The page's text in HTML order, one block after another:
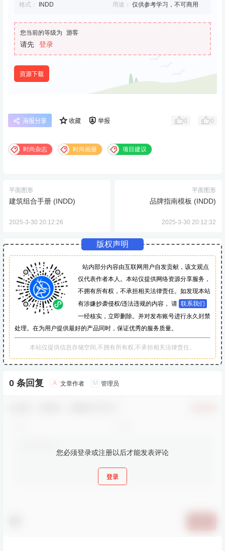
格式： INDD 用途： 仅供参考学习，不可商用
您当前的等级为 游客
请先 登录
资源下载
海报分享 收藏 举报 0 0
时尚杂志 时尚画册 项目建议
平面图形
建筑组合手册 (INDD)
2025-3-30 20:12:26
平面图形
品牌指南模板 (INDD)
2025-3-30 20:12:32
版权声明
站内部分内容由互联网用户自发贡献，该文观点
仅代表作者本人。本站仅提供网络资源分享服务，
不拥有所有权，不承担相关法律责任。如发现本站
有涉嫌抄袭侵权/违法违规的内容， 请 联系我们
一经核实，立即删除。并对发布账号进行永久封禁
处理。在为用户提供最好的产品同时，保证优秀的服务质量。
本站仅提供信息存储空间,不拥有所有权,不承担相关法律责任。
0 条回复 A 文章作者 M 管理员
您必须登录或注册以后才能发表评论
登录